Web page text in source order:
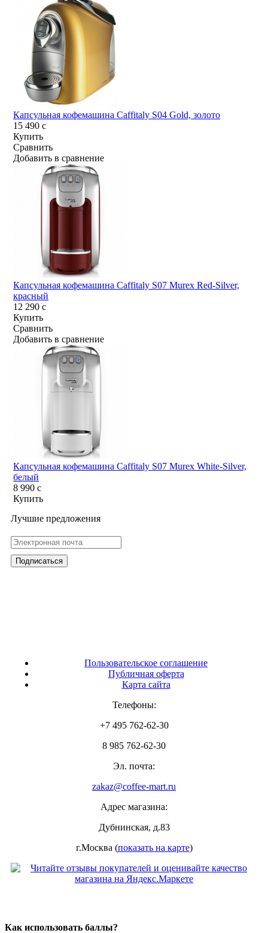
Капсульная кофемашина Caffitaly S04 Gold, золото
15 490c
Купить
Сравнить
Добавить в сравнение
Капсульная кофемашина Caffitaly S07 Murex Red-Silver,
красный
12 290c
Купить
Сравнить
Добавить в сравнение
Капсульная кофемашина Caffitaly S07 Murex White-Silver,
белый
8 990c
Купить
Лучшие предложения
Пользовательское соглашение
Публичная оферта
Карта сайта
Телефоны:
+7 495 762-62-30
8 985 762-62-30
Эл. почта:
zakaz@coffee-mart.ru
Адрес магазина:
Дубнинская, д.83
г.Москва (показать на карте)
Как использовать баллы?